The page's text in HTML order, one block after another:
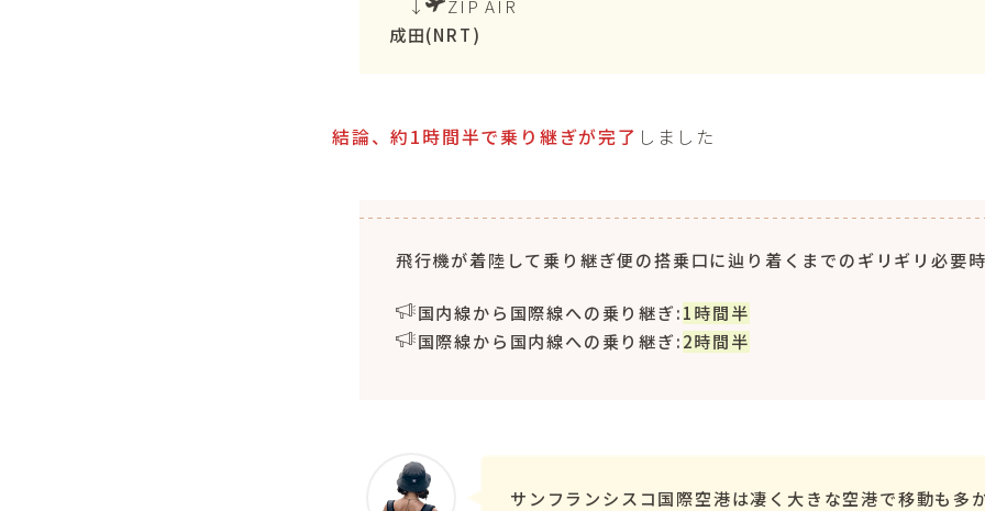
↓
ZIP AIR
成田(NRT)
結論、約1時間半で乗り継ぎが完了 しました
飛行機が着陸して乗り継ぎ便の搭乗口に辿り着くまでのギリギリ必要
国内線から国際線への乗り継ぎ:1時間半
国際線から国内線への乗り継ぎ:2時間半
サンフランシスコ国際空港は凄く大きな空港で移動も多